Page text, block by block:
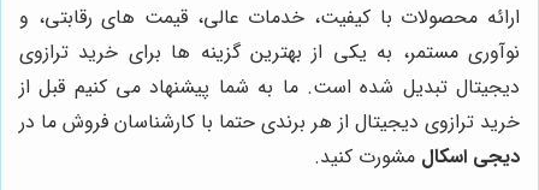
ارائه محصولات با کیفیت، خدمات عالی، قیمت های رقابتی، و
نوآوری مستمر، به یکی از بهترین گزینه ها برای خرید ترازوی
دیجیتال تبدیل شده است. ما به شما پیشنهاد می کنیم قبل از
خرید ترازوی دیجیتال از هر برندی حتما با کارشناسان فروش ما در
دیجی اسکال مشورت کنید.